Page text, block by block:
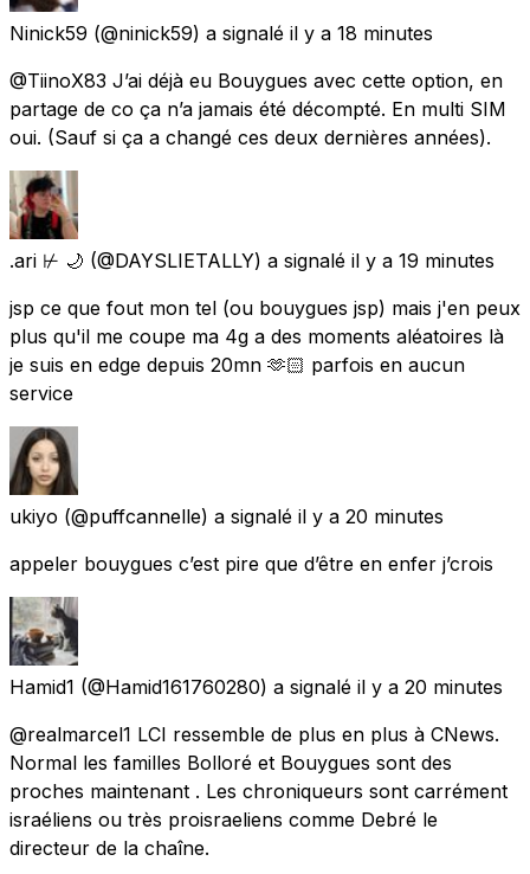
Ninick59 (@ninick59) a signalé il y a 18 minutes
@TiinoX83 J’ai déjà eu Bouygues avec cette option, en
partage de co ça n’a jamais été décompté. En multi SIM
oui. (Sauf si ça a changé ces deux dernières années).
.ari ⊬ 🌙 (@DAYSLIETALLY) a signalé il y a 19 minutes
jsp ce que fout mon tel (ou bouygues jsp) mais j'en peux
plus qu'il me coupe ma 4g a des moments aléatoires là
je suis en edge depuis 20mn 🫶🏻 parfois en aucun
service
ukiyo (@puffcannelle) a signalé il y a 20 minutes
appeler bouygues c’est pire que d’être en enfer j’crois
Hamid1 (@Hamid161760280) a signalé il y a 20 minutes
@realmarcel1 LCI ressemble de plus en plus à CNews.
Normal les familles Bolloré et Bouygues sont des
proches maintenant . Les chroniqueurs sont carrément
israéliens ou très proisraeliens comme Debré le
directeur de la chaîne.